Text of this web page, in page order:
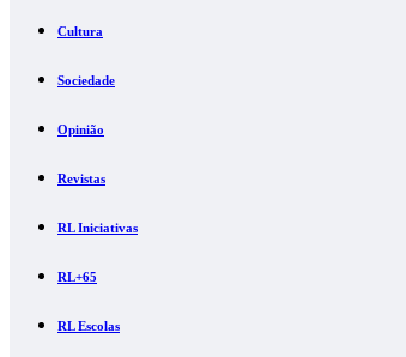
Cultura
Sociedade
Opinião
Revistas
RL Iniciativas
RL+65
RL Escolas